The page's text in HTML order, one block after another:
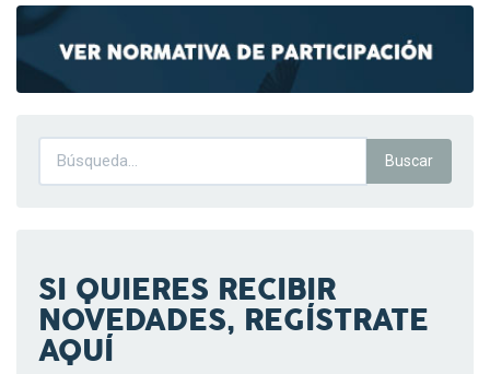
SI QUIERES RECIBIR
NOVEDADES, REGÍSTRATE
AQUÍ